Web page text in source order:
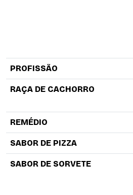
PROFISSÃO
RAÇA DE CACHORRO
REMÉDIO
SABOR DE PIZZA
SABOR DE SORVETE